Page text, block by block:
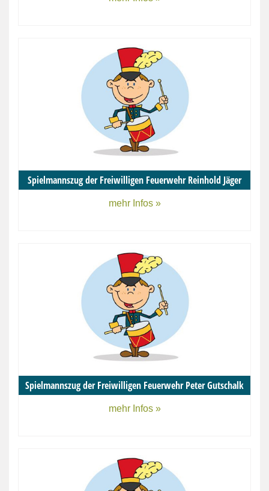
Spielmannszug der Freiwilligen Feuerwehr Reinhold Jäger
mehr Infos »
Spielmannszug der Freiwilligen Feuerwehr Peter Gutschalk
mehr Infos »